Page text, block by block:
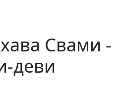
Свами -
деви